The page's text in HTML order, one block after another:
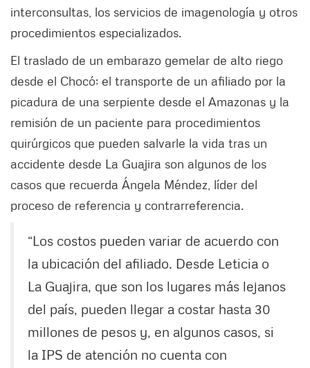
interconsultas, los servicios de imagenología y otros
procedimientos especializados.
El traslado de un embarazo gemelar de alto riego
desde el Chocó; el transporte de un afiliado por la
picadura de una serpiente desde el Amazonas y la
remisión de un paciente para procedimientos
quirúrgicos que pueden salvarle la vida tras un
accidente desde La Guajira son algunos de los
casos que recuerda Ángela Méndez, líder del
proceso de referencia y contrarreferencia.
“Los costos pueden variar de acuerdo con
la ubicación del afiliado. Desde Leticia o
La Guajira, que son los lugares más lejanos
del país, pueden llegar a costar hasta 30
millones de pesos y, en algunos casos, si
la IPS de atención no cuenta con